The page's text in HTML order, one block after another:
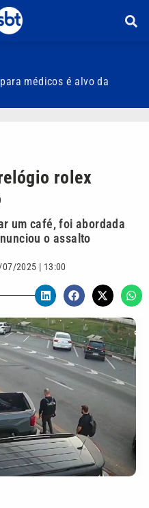
médicos é alvo da
rolex
um café, foi abordada
o assalto
07/2025 | 13:00